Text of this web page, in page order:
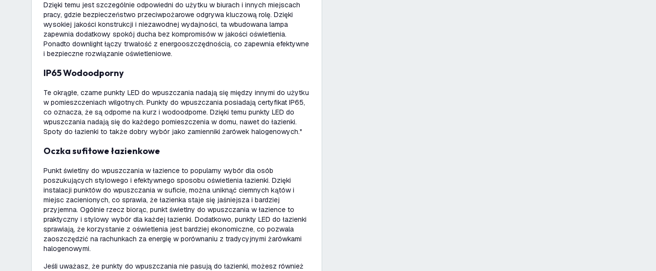
Dzięki temu jest szczególnie odpowiedni do użytku w biurach i innych miejscach
pracy, gdzie bezpieczeństwo przeciwpożarowe odgrywa kluczową rolę. Dzięki
wysokiej jakości konstrukcji i niezawodnej wydajności, ta wbudowana lampa
zapewnia dodatkowy spokój ducha bez kompromisów w jakości oświetlenia.
Ponadto downlight łączy trwałość z energooszczędnością, co zapewnia efektywne
i bezpieczne rozwiązanie oświetleniowe.
IP65 Wodoodporny
Te okrągłe, czarne punkty LED do wpuszczania nadają się między innymi do użytku
w pomieszczeniach wilgotnych. Punkty do wpuszczania posiadają certyfikat IP65,
co oznacza, że są odporne na kurz i wodoodporne. Dzięki temu punkty LED do
wpuszczania nadają się do każdego pomieszczenia w domu, nawet do łazienki.
Spoty do łazienki to także dobry wybór jako zamienniki żarówek halogenowych."
Oczka sufitowe łazienkowe
Punkt świetlny do wpuszczania w łazience to popularny wybór dla osób
poszukujących stylowego i efektywnego sposobu oświetlenia łazienki. Dzięki
instalacji punktów do wpuszczania w suficie, można uniknąć ciemnych kątów i
miejsc zacienionych, co sprawia, że łazienka staje się jaśniejsza i bardziej
przyjemna. Ogólnie rzecz biorąc, punkt świetlny do wpuszczania w łazience to
praktyczny i stylowy wybór dla każdej łazienki. Dodatkowo, punkty LED do łazienki
sprawiają, że korzystanie z oświetlenia jest bardziej ekonomiczne, co pozwala
zaoszczędzić na rachunkach za energię w porównaniu z tradycyjnymi żarówkami
halogenowymi.
Jeśli uważasz, że punkty do wpuszczania nie pasują do łazienki, możesz również